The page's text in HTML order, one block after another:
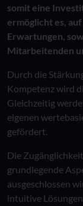
somit eine
ermöglicht es,
Erwartungen,
Mitarbeitenden
Durch die
Kompetenz wird
Gleichzeitig
eigenen
gefördert.
Die
grundlegende
ausgeschlossen
intuitive